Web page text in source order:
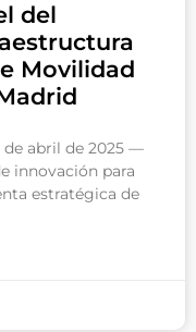
del
Movilidad
de abril de 2025 —
innovación para
estratégica de